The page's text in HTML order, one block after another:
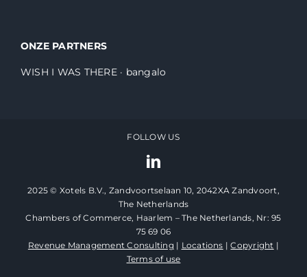
ONZE PARTNERS
WISH I WAS THERE· bangalo
FOLLOW US
2025 © Xotels B.V., Zandvoortselaan 10, 2042XA Zandvoort,
The Netherlands
Chambers of Commerce, Haarlem – The Netherlands, Nr: 95
75 69 06
Revenue Management Consulting | Locations |Copyright |
Terms of use